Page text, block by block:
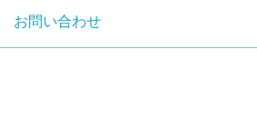
お問い合わせ